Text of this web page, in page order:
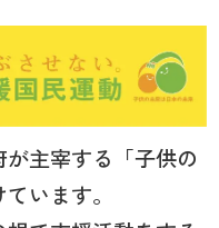
主宰する「子供の
います。